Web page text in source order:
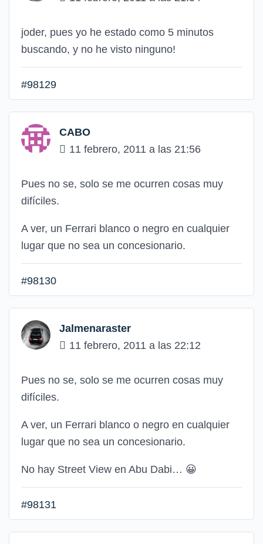
joder, pues yo he estado como 5 minutos
buscando, y no he visto ninguno!
#98129
CABO
11 febrero, 2011 a las 21:56
Pues no se, solo se me ocurren cosas muy
difíciles.
A ver, un Ferrari blanco o negro en cualquier
lugar que no sea un concesionario.
#98130
Jalmenaraster
11 febrero, 2011 a las 22:12
Pues no se, solo se me ocurren cosas muy
difíciles.
A ver, un Ferrari blanco o negro en cualquier
lugar que no sea un concesionario.
No hay Street View en Abu Dabi… 😀
#98131